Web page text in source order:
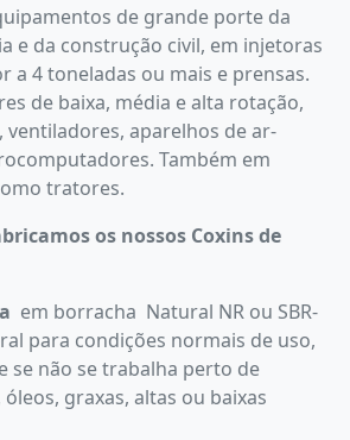
de grande porte da
e da construção civil, em injetoras
a 4 toneladas ou mais e prensas.
de baixa, média e alta rotação,
ventiladores, aparelhos de ar-
Também em
tratores.
os nossos Coxins de
em borracha Natural NR ou SBR-
para condições normais de uso,
se não se trabalha perto de
graxas, altas ou baixas